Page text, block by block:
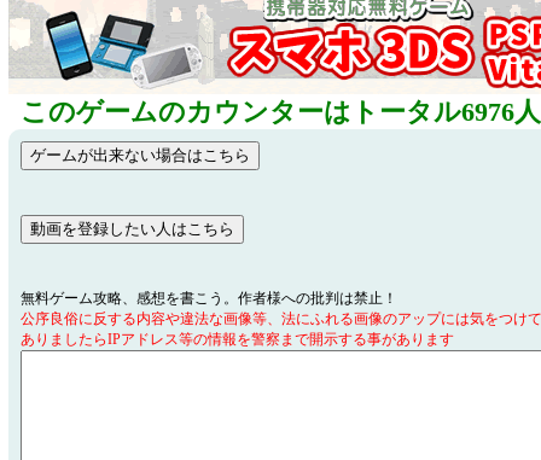
このゲームのカウンターはトータル6976
無料ゲーム攻略、感想を書こう。作者様への批判は禁止！
公序良俗に反する内容や違法な画像等、法にふれる画像のアップには気をつけ
ありましたらIPアドレス等の情報を警察まで開示する事があります